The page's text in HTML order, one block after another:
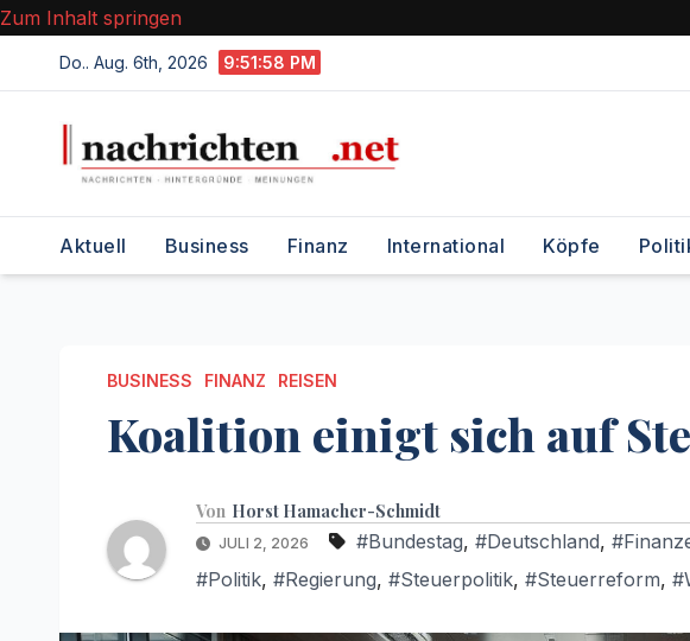
Zum Inhalt springen
Do.. Aug. 6th, 2026 9:51:59 PM
Aktuell Business Finanz International Köpfe
BUSINESS FINANZ REISEN
Koalition einigt sich auf
Von Horst Hamacher-Schmidt
JULI 2, 2026 #Bundestag, #Deutschland,
#Politik, #Regierung, #Steuerpolitik, #Steuerreform,